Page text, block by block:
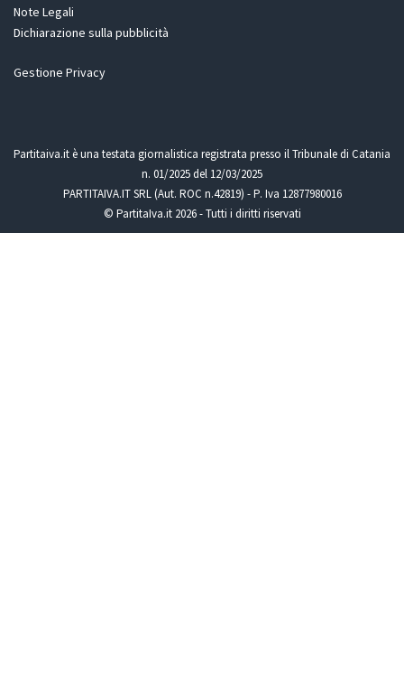
Note Legali
Dichiarazione sulla pubblicità
Gestione Privacy
Partitaiva.it è una testata giornalistica registrata presso il Tribunale di Catania
n. 01/2025 del 12/03/2025
PARTITAIVA.IT SRL (Aut. ROC n.42819) - P. Iva 12877980016
© PartitaIva.it 2026 - Tutti i diritti riservati